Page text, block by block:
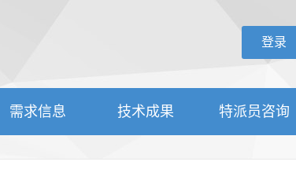
登录
需求信息 技术成果 特派员咨询